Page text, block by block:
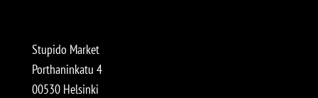
Stupido Market
Porthaninkatu 4
00530 Helsinki